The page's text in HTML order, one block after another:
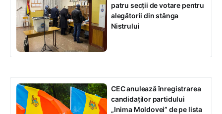
patru secții de votare pentru
alegătorii din stânga
Nistrului
CEC anulează înregistrarea
candidaților partidului
„Inima Moldovei” de pe lista